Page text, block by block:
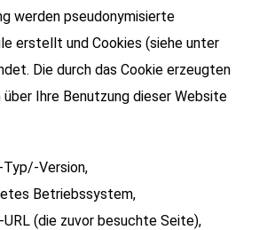
werden pseudonymisierte
erstellt und Cookies (siehe unter
Die durch das Cookie erzeugten
Ihre Benutzung dieser Website
Typ/-Version,
Betriebssystem,
(die zuvor besuchte Seite),